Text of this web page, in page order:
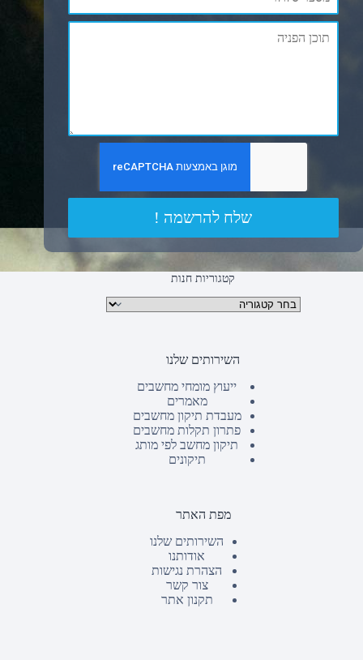
שלח להרשמה !
קטגוריות חנות
קטגוריות מוצרים
השירותים שלנו
ייעוץ מומחי מחשבים
מאמרים
מעבדת תיקון מחשבים
פתרון תקלות מחשבים
תיקון מחשב לפי מותג
תיקונים
מפת האתר
השירותים שלנו
אודותנו
הצהרת נגישות
צור קשר
תקנון אתר